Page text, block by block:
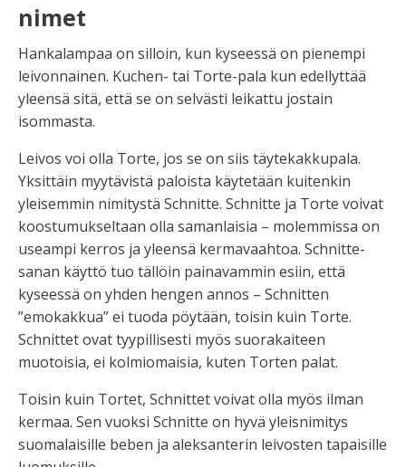
nimet
Hankalampaa on silloin, kun kyseessä on pienempi
leivonnainen. Kuchen- tai Torte-pala kun edellyttää
yleensä sitä, että se on selvästi leikattu jostain
isommasta.
Leivos voi olla Torte, jos se on siis täytekakkupala.
Yksittäin myytävistä paloista käytetään kuitenkin
yleisemmin nimitystä Schnitte. Schnitte ja Torte voivat
koostumukseltaan olla samanlaisia – molemmissa on
useampi kerros ja yleensä kermavaahtoa. Schnitte-
sanan käyttö tuo tällöin painavammin esiin, että
kyseessä on yhden hengen annos – Schnitten
”emokakkua” ei tuoda pöytään, toisin kuin Torte.
Schnittet ovat tyypillisesti myös suorakaiteen
muotoisia, ei kolmiomaisia, kuten Torten palat.
Toisin kuin Tortet, Schnittet voivat olla myös ilman
kermaa. Sen vuoksi Schnitte on hyvä yleisnimitys
suomalaisille beben ja aleksanterin leivosten tapaisille